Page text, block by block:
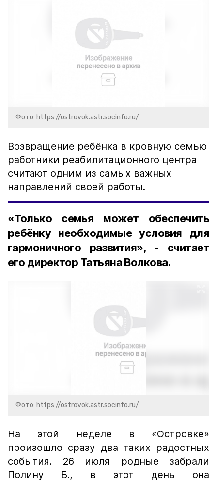
Фото: https://ostrovok.astr.socinfo.ru/
Возвращение ребёнка в кровную семью
работники реабилитационного центра
считают одним из самых важных
направлений своей работы.
«Только семья может обеспечить
ребёнку необходимые условия для
гармоничного развития», - считает
его директор Татьяна Волкова.
Фото: https://ostrovok.astr.socinfo.ru/
На этой неделе в «Островке»
произошло сразу два таких радостных
события. 26 июля родные забрали
Полину Б., в этот день она